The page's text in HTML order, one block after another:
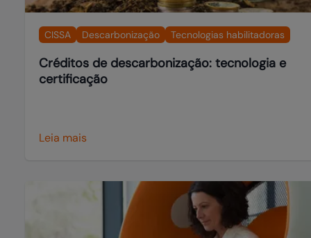
CISSA Descarbonização Tecnologias habilitadoras
Créditos de descarbonização: tecnologia e
certificação
Leia mais